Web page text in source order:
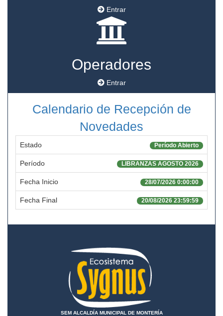
Entrar
Operadores
Entrar
Calendario de Recepción de
Novedades
Estado Período Abierto
Período LIBRANZAS AGOSTO 2026
Fecha Inicio 28/07/2026 0:00:00
Fecha Final 20/08/2026 23:59:59
SEM ALCALDÍA MUNICIPAL DE MONTERÍA